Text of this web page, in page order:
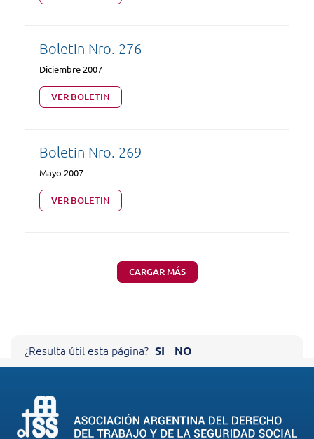
Boletin Nro. 276
Diciembre 2007
VER BOLETIN
Boletin Nro. 269
Mayo 2007
VER BOLETIN
CARGAR MÁS
¿Resulta útil esta página? SI NO
AYÚDENOS A MEJORAR NUESTRO
Sus comentarios nos ayudan a mejorar el funcionamiento de
nuestra página.
Agradecemos de antemano su colaboración.